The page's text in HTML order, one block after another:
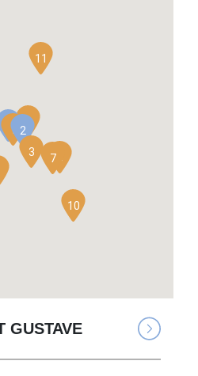
1 2
3
4 5
7 8
10
11
GUSTAVE